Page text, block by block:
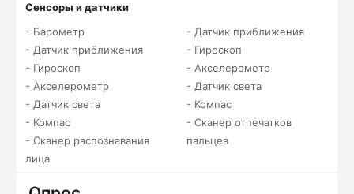
Сенсоры и датчики
- Барометр
- Датчик приближения
- Гироскоп
- Акселерометр
- Датчик света
- Компас
- Сканер распознавания
лица
- Датчик приближения
- Гироскоп
- Акселерометр
- Датчик света
- Компас
- Сканер отпечатков
пальцев